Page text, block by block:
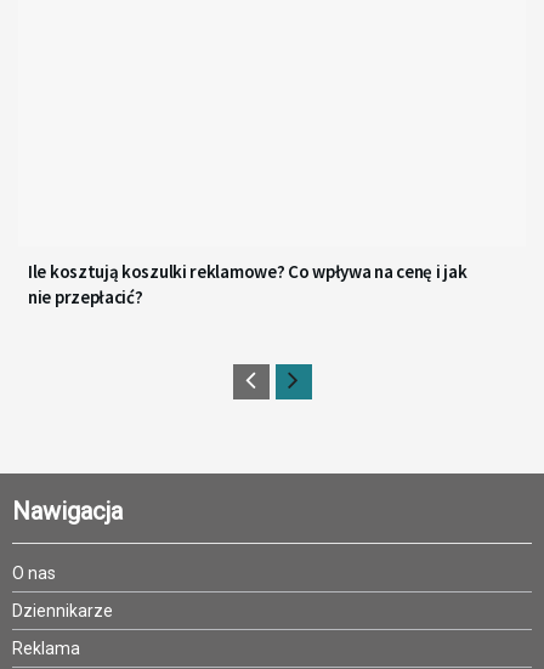
Ile kosztują koszulki reklamowe? Co wpływa na cenę i jak
nie przepłacić?
Nawigacja
O nas
Dziennikarze
Reklama